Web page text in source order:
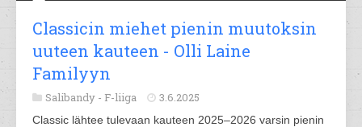
Classicin miehet pienin muutoksin
uuteen kauteen - Olli Laine
Familyyn
Salibandy - F-liiga 3.6.2025
Classic lähtee tulevaan kauteen 2025–2026 varsin pienin